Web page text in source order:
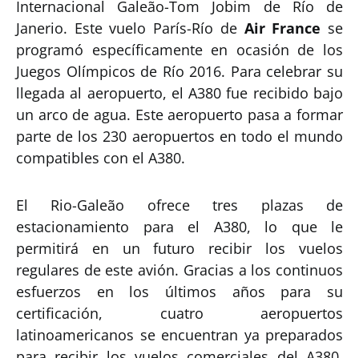
Internacional Galeão-Tom Jobim de Río de
Janerio. Este vuelo París-Río de Air France se
programó específicamente en ocasión de los
Juegos Olímpicos de Río 2016. Para celebrar su
llegada al aeropuerto, el A380 fue recibido bajo
un arco de agua. Este aeropuerto pasa a formar
parte de los 230 aeropuertos en todo el mundo
compatibles con el A380.
El Rio-Galeão ofrece tres plazas de
estacionamiento para el A380, lo que le
permitirá en un futuro recibir los vuelos
regulares de este avión. Gracias a los continuos
esfuerzos en los últimos años para su
certificación, cuatro aeropuertos
latinoamericanos se encuentran ya preparados